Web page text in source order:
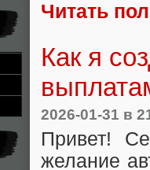
Читать
Как я
2026-01-31 в
Привет!
желание